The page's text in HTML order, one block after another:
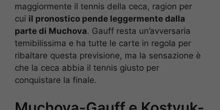
maggiormente il tennis della ceca, ragion per
cui il pronostico pende leggermente dalla
parte di Muchova. Gauff resta un’avversaria
temibilissima e ha tutte le carte in regola per
ribaltare questa previsione, ma la sensazione è
che la ceca abbia il tennis giusto per
conquistare la finale.